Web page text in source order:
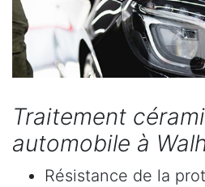
Traitement
automobile à
Résistance de la